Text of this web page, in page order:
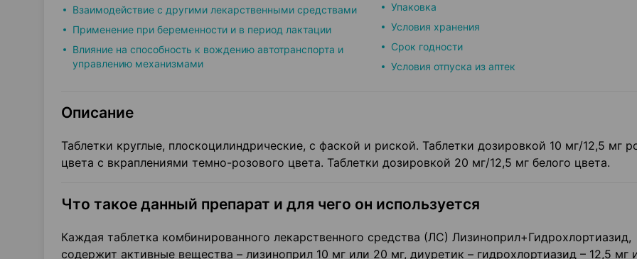
Взаимодействие с другими лекарственными средствами
Применение при беременности и в период лактации
Влияние на способность к вождению автотранспорта и
управлению механизмами
Упаковка
Условия хранения
Срок годности
Условия отпуска из аптек
Описание
Таблетки круглые, плоскоцилиндрические, с фаской и риской. Таблетки дозировкой 10 мг/12,5 мг
цвета с вкраплениями темно-розового цвета. Таблетки дозировкой 20 мг/12,5 мг белого цвета.
Что такое данный препарат и для чего он используется
Каждая таблетка комбинированного лекарственного средства (ЛС) Лизиноприл+Гидрохлортиазид,
содержит активные вещества – лизиноприл 10 мг или 20 мг, диуретик – гидрохлортиазид – 12,5 мг